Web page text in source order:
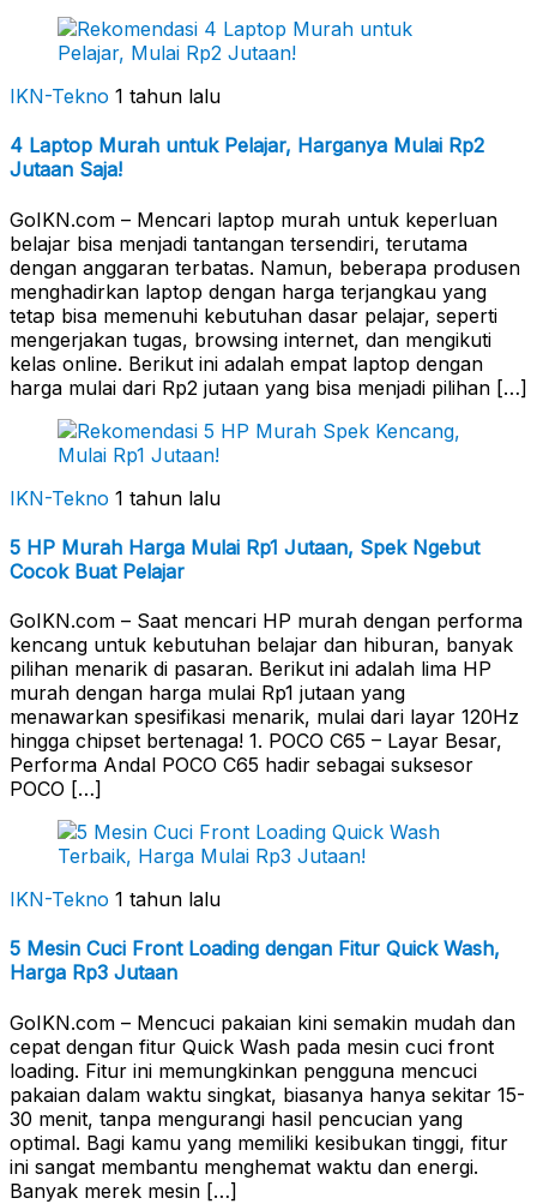
IKN-Tekno 1 tahun lalu
4 Laptop Murah untuk Pelajar, Harganya Mulai Rp2
Jutaan Saja!
GoIKN.com – Mencari laptop murah untuk keperluan
belajar bisa menjadi tantangan tersendiri, terutama
dengan anggaran terbatas. Namun, beberapa produsen
menghadirkan laptop dengan harga terjangkau yang
tetap bisa memenuhi kebutuhan dasar pelajar, seperti
mengerjakan tugas, browsing internet, dan mengikuti
kelas online. Berikut ini adalah empat laptop dengan
harga mulai dari Rp2 jutaan yang bisa menjadi pilihan […]
IKN-Tekno 1 tahun lalu
5 HP Murah Harga Mulai Rp1 Jutaan, Spek Ngebut
Cocok Buat Pelajar
GoIKN.com – Saat mencari HP murah dengan performa
kencang untuk kebutuhan belajar dan hiburan, banyak
pilihan menarik di pasaran. Berikut ini adalah lima HP
murah dengan harga mulai Rp1 jutaan yang
menawarkan spesifikasi menarik, mulai dari layar 120Hz
hingga chipset bertenaga! 1. POCO C65 – Layar Besar,
Performa Andal POCO C65 hadir sebagai suksesor
POCO […]
IKN-Tekno 1 tahun lalu
5 Mesin Cuci Front Loading dengan Fitur Quick Wash,
Harga Rp3 Jutaan
GoIKN.com – Mencuci pakaian kini semakin mudah dan
cepat dengan fitur Quick Wash pada mesin cuci front
loading. Fitur ini memungkinkan pengguna mencuci
pakaian dalam waktu singkat, biasanya hanya sekitar 15-
30 menit, tanpa mengurangi hasil pencucian yang
optimal. Bagi kamu yang memiliki kesibukan tinggi, fitur
ini sangat membantu menghemat waktu dan energi.
Banyak merek mesin […]